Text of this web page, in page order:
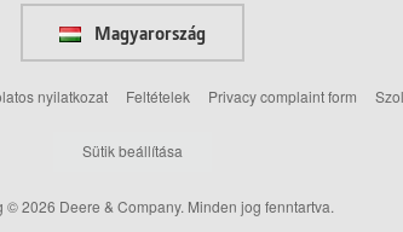
Magyarország
nyilatkozat Feltételek Privacy complaint form
Sütik beállítása
© 2026 Deere & Company. Minden jog fenntartva.